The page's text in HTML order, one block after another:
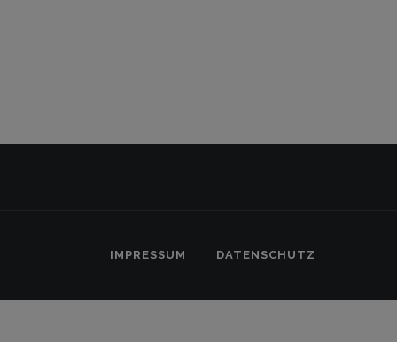
IMPRESSUM DATENSCHUTZ